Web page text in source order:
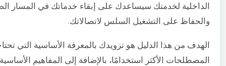
الداخلية لخدمتك سيساعدك على إبقاء خدماتك في
والحفاظ على التشغيل السلس لاتصالاتك.
الهدف من هذا الدليل هو تزويدك بالمعرفة الأساسية التي
المصطلحات الأكثر استخدامًا، بالإضافة إلى المفاهيم